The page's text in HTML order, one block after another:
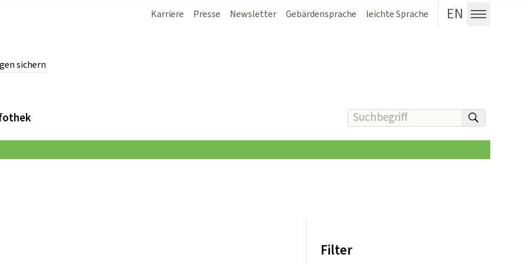
sichern
Karriere Presse Newsletter Gebärdensprache leichte Sprache EN
Menü
Suchbegriff(e) eingeben
Filter